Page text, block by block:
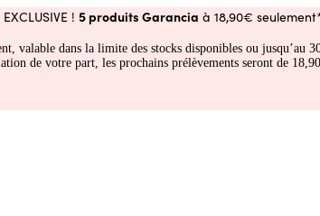
! 5 produits Garancia à 18,90€
valable dans la limite des stocks disponibles ou jusqu’au
de votre part, les prochains prélèvements seront de